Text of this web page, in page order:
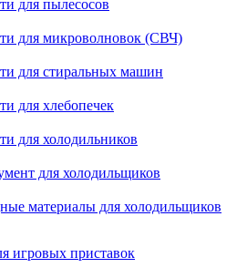
для пылесосов
для микроволновок (СВЧ)
для стиральных машин
для хлебопечек
для холодильников
для холодильщиков
материалы для холодильщиков
игровых приставок